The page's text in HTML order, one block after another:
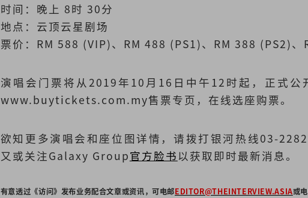
时间：晚上 8时 30分
地点：云顶云星剧场
票价：RM 588 (VIP)、RM 488 (PS1)、RM 388 (PS2)
演唱会门票将从2019年10月16日中午12时起，正式公
www.buytickets.com.my售票专页，在线选座购票。
欲知更多演唱会和座位图详情，请拨打银河热线03-
又或关注Galaxy Group官方脸书 以获取即时最新消息。
有意透过《访问》发布业务配合文章或资讯，可电邮EDITOR@THEINTERVIEW.ASIA或